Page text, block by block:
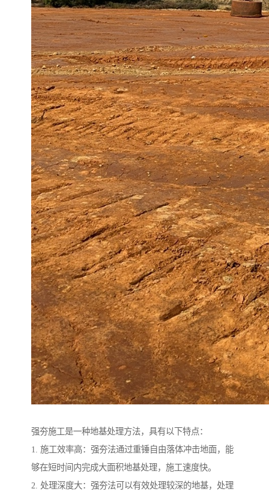
强夯施工是一种地基处理方法，具有以下特点：
1. 施工效率高：强夯法通过重锤自由落体冲击地面，能
够在短时间内完成大面积地基处理，施工速度快。
2. 处理深度大：强夯法可以有效处理较深的地基，处理